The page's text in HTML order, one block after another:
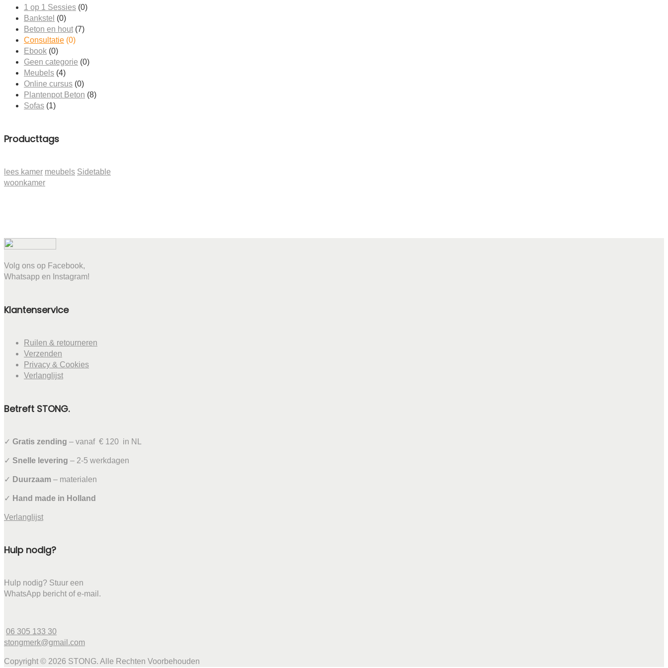
1 op 1 Sessies (0)
Bankstel (0)
Beton en hout (7)
Consultatie (0)
Ebook (0)
Geen categorie (0)
Meubels (4)
Online cursus (0)
Plantenpot Beton (8)
Sofas (1)
Producttags
lees kamer meubels Sidetable
woonkamer
Volg ons op Facebook,
Whatsapp en Instagram!
Klantenservice
Ruilen & retourneren
Verzenden
Privacy & Cookies
Verlanglijst
Betreft STONG.
✓ Gratis zending – vanaf € 120 in NL
✓ Snelle levering – 2-5 werkdagen
✓ Duurzaam – materialen
✓ Hand made in Holland
Verlanglijst
Hulp nodig?
Hulp nodig? Stuur een
WhatsApp bericht of e-mail.
06 305 133 30
stongmerk@gmail.com
Copyright © 2026 STONG. Alle Rechten Voorbehouden